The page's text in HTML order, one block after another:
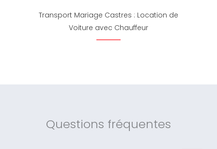
Transport Mariage Castres : Location de
Voiture avec Chauffeur
Questions fréquentes